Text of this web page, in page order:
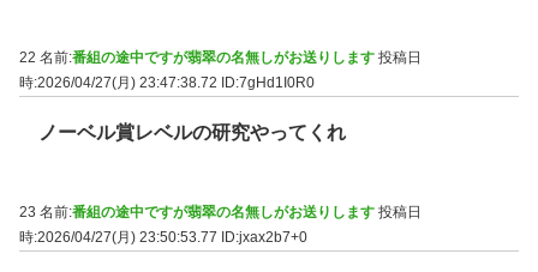
22 名前:番組の途中ですが翡翠の名無しがお送りします 投稿日
時:2026/04/27(月) 23:47:38.72
ID:7gHd1I0R0
ノーベル賞レベルの研究やってくれ
23 名前:番組の途中ですが翡翠の名無しがお送りします 投稿日
時:2026/04/27(月) 23:50:53.77 ID:jxax2b7+0